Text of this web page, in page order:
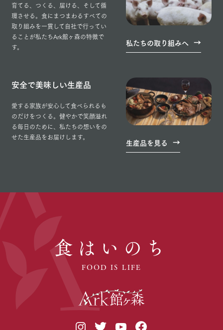
私たちの取り組みへ
育てる、つくる、届ける、そして循
環させる。食にまつまわるすべての
取り組みを一貫して自社で行ってい
ることが私たちArk館ヶ森の特徴で
す。
生産品を見る
安全で美味しい生産品
愛する家族が安心して食べられるも
のだけをつくる。健やかで笑顔溢れ
る毎日のために、私たちの想いをの
せた生産品をお届けします。
食はいのち
FOOD IS LIFE